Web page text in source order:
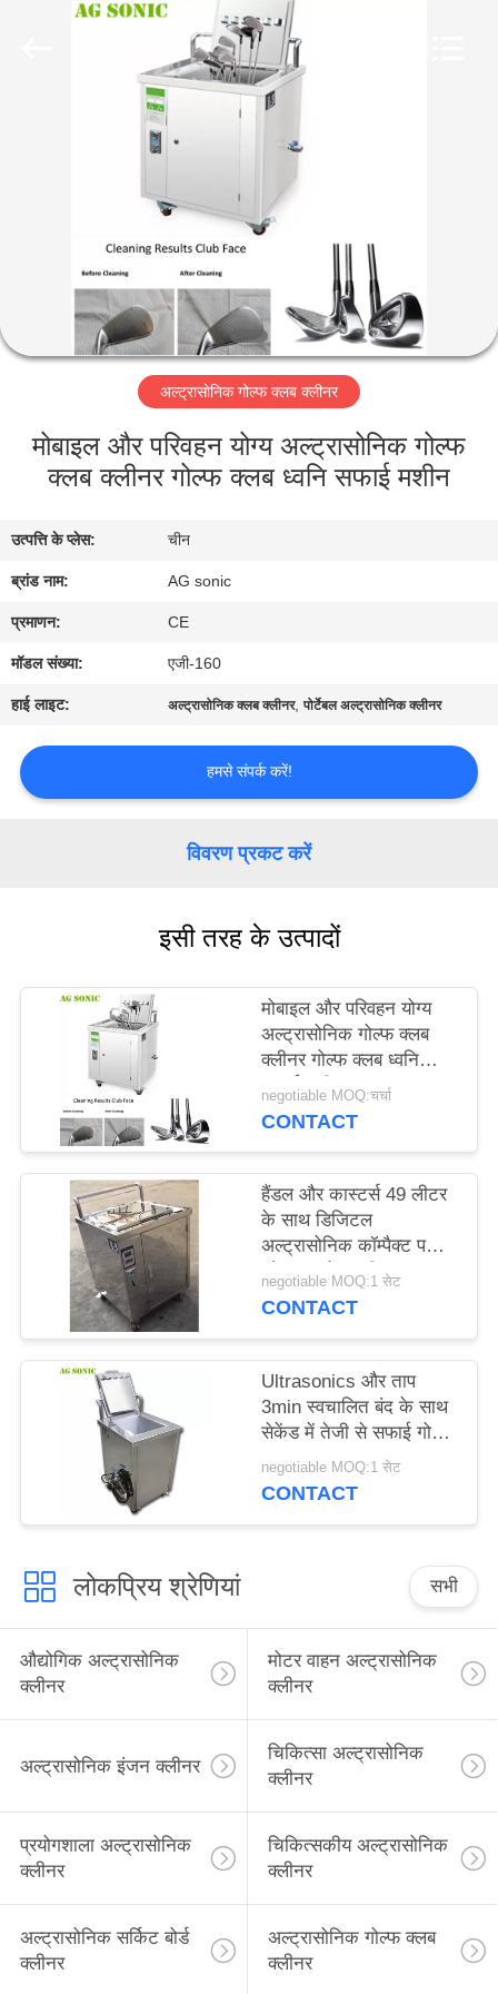
हमारे
भ्रमण
गुणवत्ता
नियंत्रण
करें
की
साइटमैप
PRIVACY
POLICY
अल्ट्रासोनिक गोल्फ क्लब क्लीनर
मोबाइल और परिवहन योग्य अल्ट्रासोनिक गोल्फ
क्लब क्लीनर गोल्फ क्लब ध्वनि सफाई मशीन
उत्पत्ति के प्लेस: चीन
ब्रांड नाम: AG sonic
प्रमाणन: CE
मॉडल संख्या: एजी-160
हाई लाइट: अल्ट्रासोनिक क्लब क्लीनर,पोर्टेबल अल्ट्रासोनिक क्लीनर
हमसे संपर्क करें!
विवरण प्रकट करें
इसी तरह के उत्पादों
मोबाइल और परिवहन योग्य
अल्ट्रासोनिक गोल्फ क्लब
क्लीनर गोल्फ क्लब ध्वनि
सफाई मशीन
negotiable MOQ:चर्चा
CONTACT
हैंडल और कास्टर्स 49 लीटर
के साथ डिजिटल
अल्ट्रासोनिक कॉम्पैक्ट पकड़
और क्लब हेड क्लीनर
negotiable MOQ:1 सेट
CONTACT
Ultrasonics और ताप
3min स्वचालित बंद के साथ
सेकेंड में तेजी से सफाई गोल्फ
क्लब और पकड़
negotiable MOQ:1 सेट
CONTACT
लोकप्रिय श्रेणियां सभी
औद्योगिक अल्ट्रासोनिक
क्लीनर
मोटर वाहन अल्ट्रासोनिक
क्लीनर
अल्ट्रासोनिक इंजन क्लीनर
चिकित्सा अल्ट्रासोनिक
क्लीनर
प्रयोगशाला अल्ट्रासोनिक
क्लीनर
चिकित्सकीय अल्ट्रासोनिक
क्लीनर
अल्ट्रासोनिक सर्किट बोर्ड
क्लीनर
अल्ट्रासोनिक गोल्फ क्लब
क्लीनर